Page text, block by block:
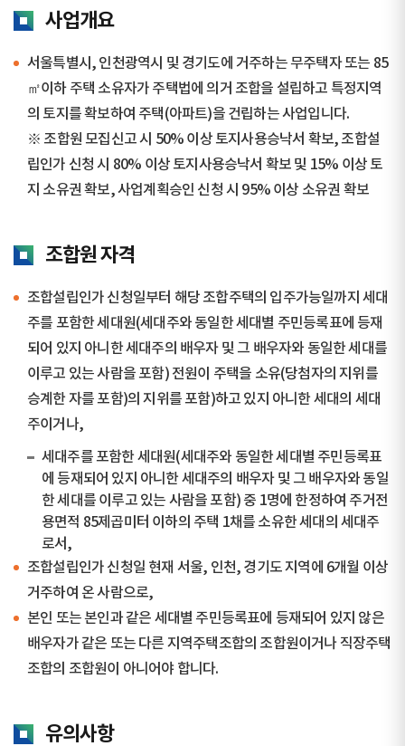
사업개요
서울특별시, 인천광역시 및 경기도에 거주하는 무주택자 또는 85
㎡이하 주택 소유자가 주택법에 의거 조합을 설립하고 특정지역
의 토지를 확보하여 주택(아파트)을 건립하는 사업입니다.
※ 조합원 모집신고 시 50% 이상 토지사용승낙서 확보, 조합설
립인가 신청 시 80% 이상 토지사용승낙서 확보 및 15% 이상 토
지 소유권 확보, 사업계획승인 신청 시 95% 이상 소유권 확보
조합원 자격
조합설립인가 신청일부터 해당 조합주택의 입주가능일까지 세대
주를 포함한 세대원(세대주와 동일한 세대별 주민등록표에 등재
되어 있지 아니한 세대주의 배우자 및 그 배우자와 동일한 세대를
이루고 있는 사람을 포함) 전원이 주택을 소유(당첨자의 지위를
승계한 자를 포함)의 지위를 포함)하고 있지 아니한 세대의 세대
주이거나,
세대주를 포함한 세대원(세대주와 동일한 세대별 주민등록표
에 등재되어 있지 아니한 세대주의 배우자 및 그 배우자와 동일
한 세대를 이루고 있는 사람을 포함) 중 1명에 한정하여 주거전
용면적 85제곱미터 이하의 주택 1채를 소유한 세대의 세대주
로서,
조합설립인가 신청일 현재 서울, 인천, 경기도 지역에 6개월 이상
거주하여 온 사람으로,
본인 또는 본인과 같은 세대별 주민등록표에 등재되어 있지 않은
배우자가 같은 또는 다른 지역주택조합의 조합원이거나 직장주택
조합의 조합원이 아니어야 합니다.
유의사항